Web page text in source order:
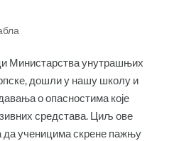
Министарства унутрашњих
дошли у нашу школу и
о опасностима које
средстава. Циљ ове
да ученицима скрене пажњу